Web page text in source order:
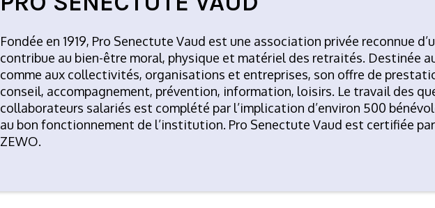
Fondée en 1919, Pro Senectute Vaud est une association privée reconnue
contribue au bien-être moral, physique et matériel des retraités. Destinée
comme aux collectivités, organisations et entreprises, son offre de
conseil, accompagnement, prévention, information, loisirs. Le travail des
collaborateurs salariés est complété par l’implication d’environ 500
au bon fonctionnement de l’institution. Pro Senectute Vaud est certifiée
ZEWO.